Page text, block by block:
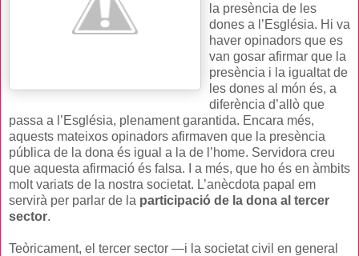
la presència de les
dones a l’Església. Hi va
haver opinadors que es
van gosar afirmar que la
presència i la igualtat de
les dones al món és, a
diferència d’allò que
passa a l’Església, plenament garantida. Encara més,
aquests mateixos opinadors afirmaven que la presència
pública de la dona és igual a la de l’home. Servidora creu
que aquesta afirmació és falsa. I a més, que ho és en àmbits
molt variats de la nostra societat. L’anècdota papal em
servirà per parlar de la participació de la dona al tercer
sector.
Teòricament, el tercer sector —i la societat civil en general